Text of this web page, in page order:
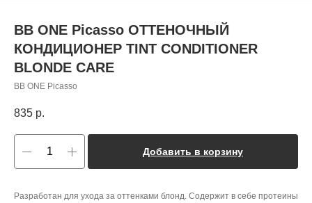
BB ONE Picasso ОТТЕНОЧНЫЙ
КОНДИЦИОНЕР TINT CONDITIONER
BLONDE CARE
BB ONE Picasso
835 р.
Добавить в корзину
Разработан для ухода за оттенками блонд. Содержит в себе протеины